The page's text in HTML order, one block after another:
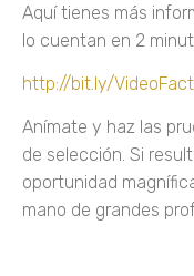
Aquí tienes más
lo cuentan en 2
http://bit.ly/
Anímate y haz las
de selección. Si
oportunidad
mano de grandes